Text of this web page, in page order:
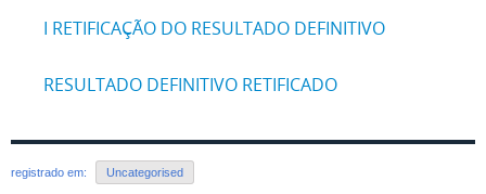
I RETIFICAÇÃO DO RESULTADO DEFINITIVO
RESULTADO DEFINITIVO RETIFICADO
registrado em: Uncategorised